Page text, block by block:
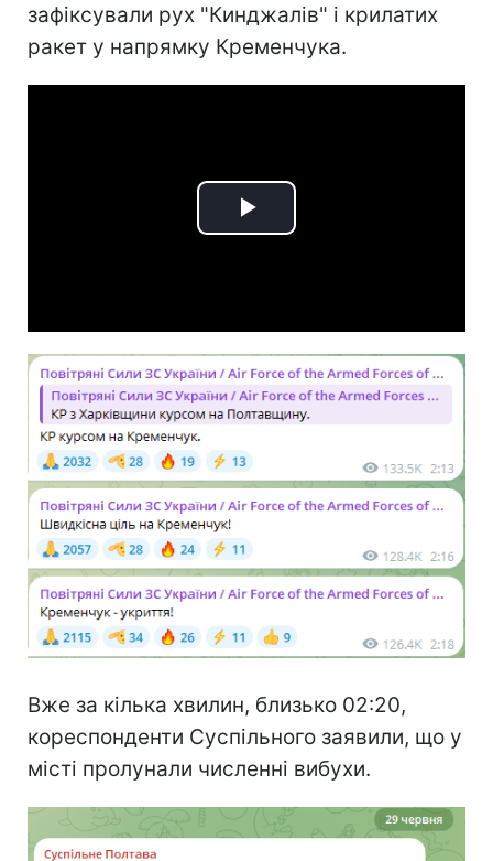
зафіксували рух "Кинджалів" і крилатих
ракет у напрямку Кременчука.
Play
Вже за кілька хвилин, близько 02:20,
кореспонденти Суспільного заявили, що у
місті пролунали численні вибухи.